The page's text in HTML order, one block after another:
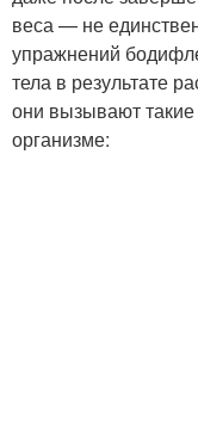
веса — не
упражнений
тела в результате
они вызывают
организме: